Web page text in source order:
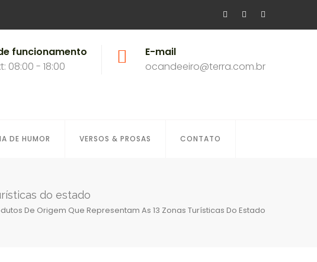
funcionamento
08:00 - 18:00
E-mail
ocandeeiro@terra.com.br
DE HUMOR VERSOS & PROSAS CONTATO
do estado
De Origem Que Representam As 13 Zonas Turísticas Do Estado